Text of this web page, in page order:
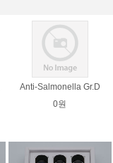
Anti-Salmonella Gr.D
0원